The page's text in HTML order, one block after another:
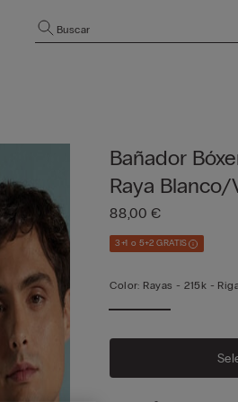
Buscar
Bañador
Raya Blanco/
88,00 €
3+1 o 5+2 GRATIS
Color: Rayas -215k -